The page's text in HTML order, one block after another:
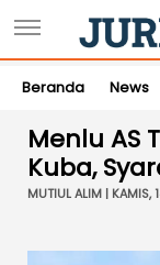
Beranda News
Menlu AS
Kuba,
MUTIUL ALIM |